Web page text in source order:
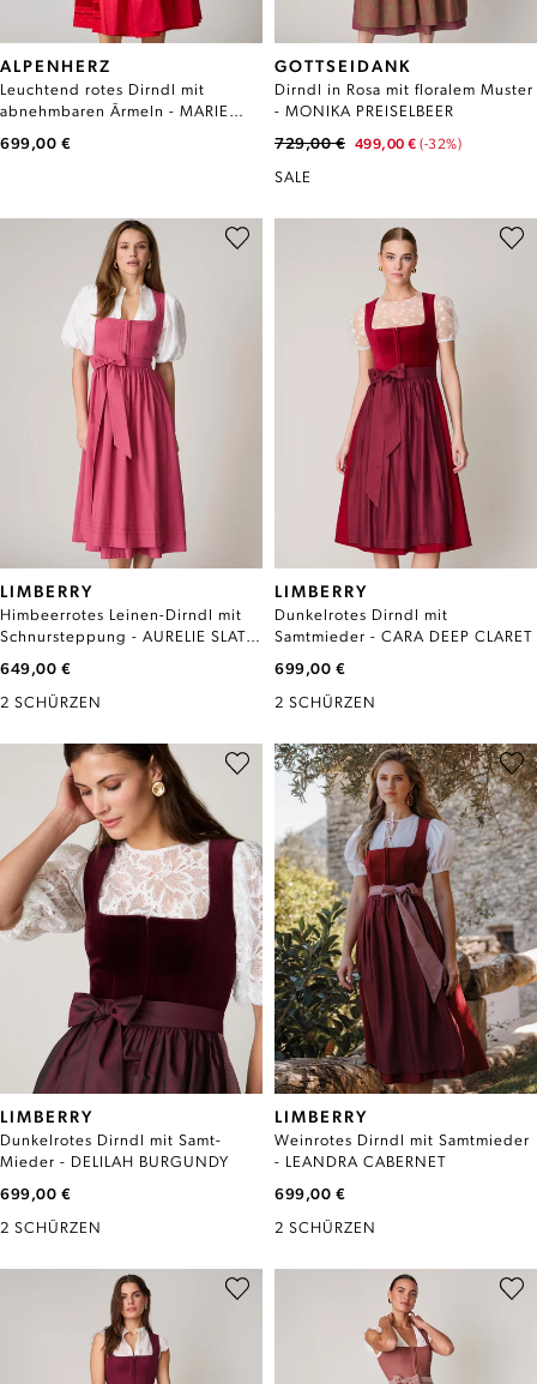
ALPENHERZ
Leuchtend rotes Dirndl mit
abnehmbaren Ärmeln - MARIE
699,00 €
GOTTSEIDANK
Dirndl in Rosa mit floralem Muster
- MONIKA PREISELBEER
729,00 € 499,00 € (-32%)
SALE
LIMBERRY
Himbeerrotes Leinen-Dirndl mit
Schnursteppung - AURELIE SLATE
649,00 €
2 SCHÜRZEN
LIMBERRY
Dunkelrotes Dirndl mit
Samtmieder - CARA DEEP CLARET
699,00 €
2 SCHÜRZEN
LIMBERRY
Dunkelrotes Dirndl mit Samt-
Mieder - DELILAH BURGUNDY
699,00 €
2 SCHÜRZEN
LIMBERRY
Weinrotes Dirndl mit Samtmieder
- LEANDRA CABERNET
699,00 €
2 SCHÜRZEN